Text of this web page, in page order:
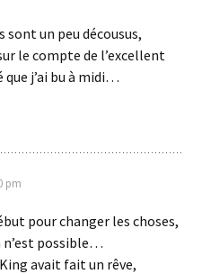
sont un peu décousus,
le compte de l’excellent
que j’ai bu à midi…
pm
pour changer les choses,
n’est possible…
avait fait un rêve,